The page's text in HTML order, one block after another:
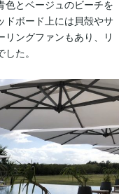
色とベージュのビーチを
ドボード上には貝殻やサ
リングファンもあり、リ
た。